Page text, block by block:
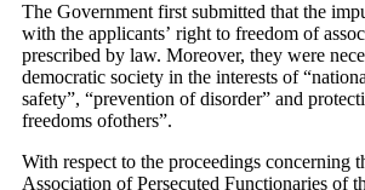
The Government first submitted that the
with the applicants’ right to freedom of
prescribed by law. Moreover, they were
democratic society in the interests of
safety”, “prevention of disorder” and
freedoms ofothers”.
With respect to the proceedings concerning
Association of Persecuted Functionaries of